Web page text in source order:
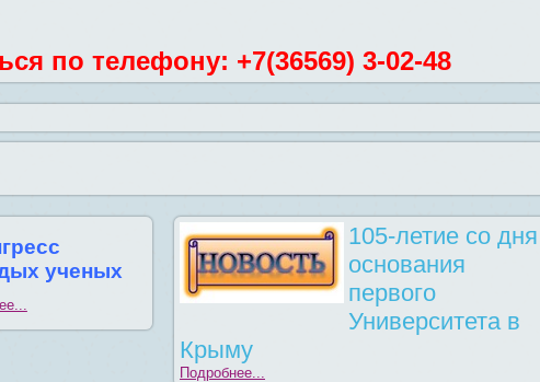
по телефону: +7(36569) 3-02-48
ученых
105-летие со дня
основания
первого
Университета в
Крыму
Подробнее...